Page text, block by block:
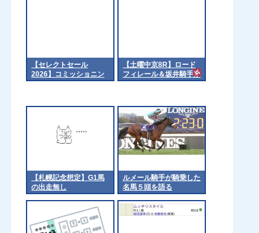
【セレクトセール
2026】コミッショニン
グの2026（父キズナ）2
【土曜中京8R】ロード
フィレール＆坂井騎手が
ｷﾀ━━━━(ﾟ
【札幌記念想定】G1馬
の出走無し
ルメール騎手が騎乗した
名馬５頭を語る